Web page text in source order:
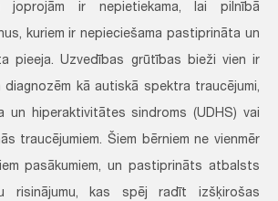
joprojām ir nepietiekama, lai pilnībā
kuriem ir nepieciešama pastiprināta un
pieeja. Uzvedības grūtības bieži vien ir
kā autiskā spektra traucējumi,
un hiperaktivitātes sindroms (UDHS) vai
traucējumiem. Šiem bērniem ne vienmēr
pasākumiem, un pastiprināts atbalsts
risinājumu, kas spēj radīt izšķirošas